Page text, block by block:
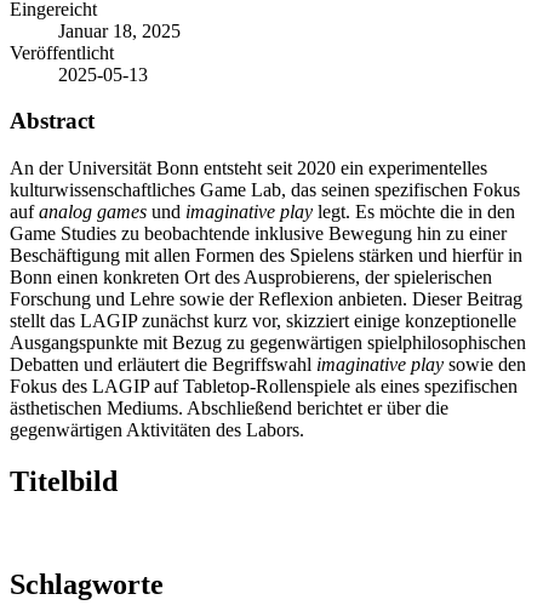
Eingereicht
Januar 18, 2025
Veröffentlicht
2025-05-13
Abstract
An der Universität Bonn entsteht seit 2020 ein experimentelles
kulturwissenschaftliches Game Lab, das seinen spezifischen Fokus
aufanalog games und imaginative play legt. Es möchte die in den
Game Studies zu beobachtende inklusive Bewegung hin zu einer
Beschäftigung mit allen Formen des Spielens stärken und hierfür in
Bonn einen konkreten Ort des Ausprobierens, der spielerischen
Forschung und Lehre sowie der Reflexion anbieten. Dieser Beitrag
stellt das LAGIP zunächst kurz vor, skizziert einige konzeptionelle
Ausgangspunkte mit Bezug zu gegenwärtigen spielphilosophischen
Debatten und erläutert die Begriffswahl imaginative play sowie den
Fokus des LAGIP auf Tabletop-Rollenspiele als eines spezifischen
ästhetischen Mediums. Abschließend berichtet er über die
gegenwärtigen Aktivitäten des Labors.
Titelbild
Schlagworte